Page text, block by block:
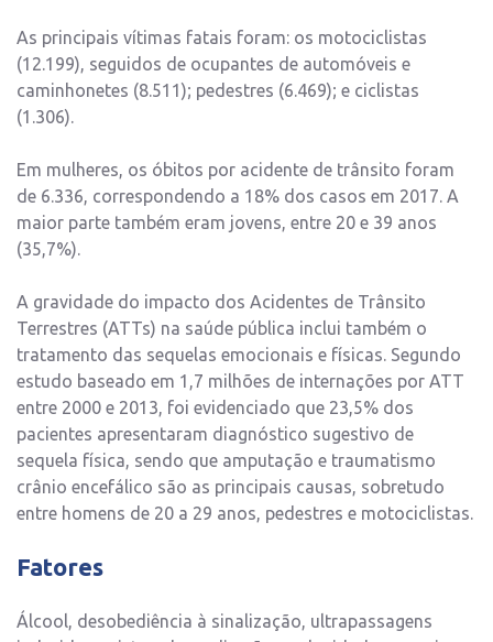
As principais vítimas fatais foram: os motociclistas
(12.199), seguidos de ocupantes de automóveis e
caminhonetes (8.511); pedestres (6.469); e ciclistas
(1.306).
Em mulheres, os óbitos por acidente de trânsito foram
de 6.336, correspondendo a 18% dos casos em 2017. A
maior parte também eram jovens, entre 20 e 39 anos
(35,7%).
A gravidade do impacto dos Acidentes de Trânsito
Terrestres (ATTs) na saúde pública inclui também o
tratamento das sequelas emocionais e físicas. Segundo
estudo baseado em 1,7 milhões de internações por ATT
entre 2000 e 2013, foi evidenciado que 23,5% dos
pacientes apresentaram diagnóstico sugestivo de
sequela física, sendo que amputação e traumatismo
crânio encefálico são as principais causas, sobretudo
entre homens de 20 a 29 anos, pedestres e motociclistas.
Fatores
Álcool, desobediência à sinalização, ultrapassagens